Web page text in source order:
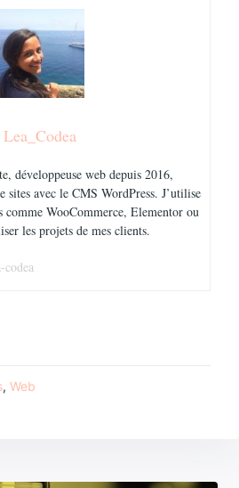
Lea_Codea
développeuse web depuis 2016,
sites avec le CMS WordPress. J’utilise
comme WooCommerce, Elementor ou
les projets de mes clients.
, Web